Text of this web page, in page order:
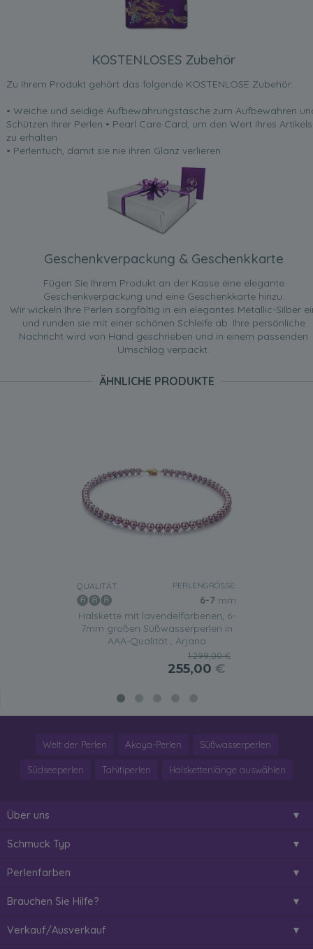
KOSTENLOSES Zubehör
Zu Ihrem Produkt gehört das folgende KOSTENLOSE Zubehör:
• Weiche und seidige Aufbewahrungstasche zum Aufbewahren
Schützen Ihrer Perlen • Pearl Care Card, um den Wert Ihres Artikels
zu erhalten
• Perlentuch, damit sie nie ihren Glanz verlieren.
Geschenkverpackung & Geschenkkarte
Fügen Sie Ihrem Produkt an der Kasse eine elegante
Geschenkverpackung und eine Geschenkkarte hinzu.
Wir wickeln Ihre Perlen sorgfältig in ein elegantes Metallic-Silber
und runden sie mit einer schönen Schleife ab. Ihre persönliche
Nachricht wird von Hand geschrieben und in einem passenden
Umschlag verpackt.
ÄHNLICHE PRODUKTE
QUALITÄT: PERLENGRÖSSE:
6-7 mm
Halskette mit lavendelfarbenen, 6-
7mm großen Süßwasserperlen in
AAA-Qualität , Arjana
1.299,00 €
255,00 €
Welt der Perlen Akoya-Perlen Süßwasserperlen
Südseeperlen Tahitiperlen Halskettenlänge auswählen
Über uns
Schmuck Typ
Perlenfarben
Brauchen Sie Hilfe?
Verkauf/Ausverkauf